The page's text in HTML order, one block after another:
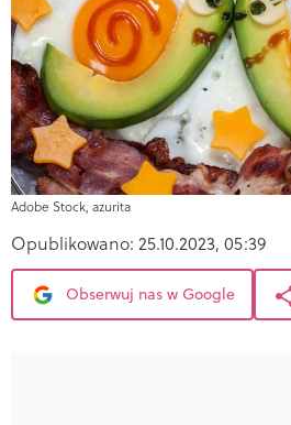
Adobe Stock, azurita
Opublikowano: 25.10.2023, 05:39
Obserwuj nas w Google